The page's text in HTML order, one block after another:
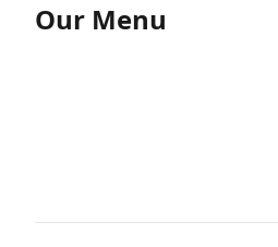
Our Menu